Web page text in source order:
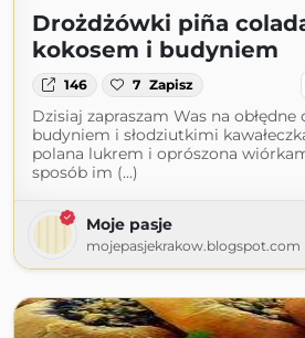
Drożdżówki piña
kokosem i budyniem
146 7 Zapisz
Dzisiaj zapraszam Was na
budyniem i słodziutkimi
polana lukrem i oprószona
sposób im (...)
Moje pasje
mojepasjekrakow.blogspot.com